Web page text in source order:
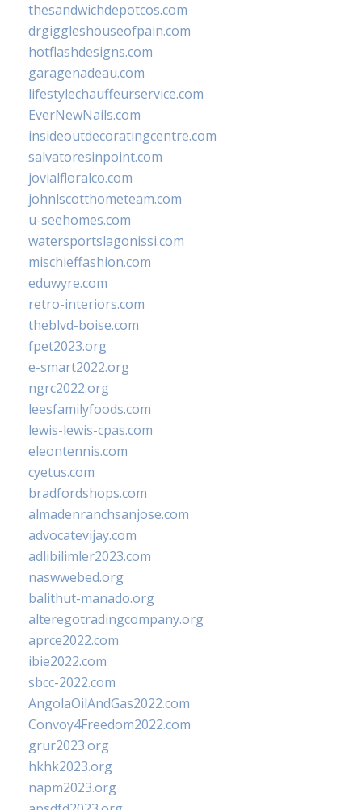
thesandwichdepotcos.com
drgiggleshouseofpain.com
hotflashdesigns.com
garagenadeau.com
lifestylechauffeurservice.com
EverNewNails.com
insideoutdecoratingcentre.com
salvatoresinpoint.com
jovialfloralco.com
johnlscotthometeam.com
u-seehomes.com
watersportslagonissi.com
mischieffashion.com
eduwyre.com
retro-interiors.com
theblvd-boise.com
fpet2023.org
e-smart2022.org
ngrc2022.org
leesfamilyfoods.com
lewis-lewis-cpas.com
eleontennis.com
cyetus.com
bradfordshops.com
almadenranchsanjose.com
advocatevijay.com
adlibilimler2023.com
naswwebed.org
balithut-manado.org
alteregotradingcompany.org
aprce2022.com
ibie2022.com
sbcc-2022.com
AngolaOilAndGas2022.com
Convoy4Freedom2022.com
grur2023.org
hkhk2023.org
napm2023.org